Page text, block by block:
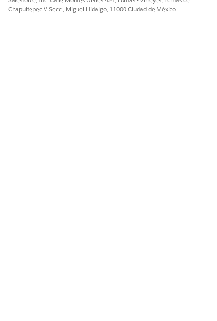
Chapultepec V Secc., Miguel Hidalgo, 11000 Ciudad de México